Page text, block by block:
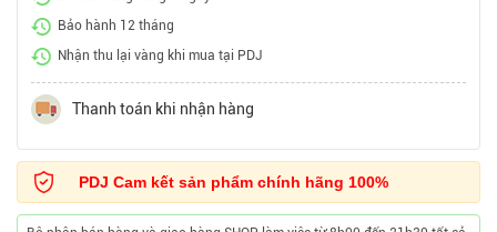
Bảo hành 12 tháng
Nhận thu lại vàng khi mua tại PDJ
Thanh toán khi nhận hàng
PDJ Cam kết sản phẩm chính hãng 100%